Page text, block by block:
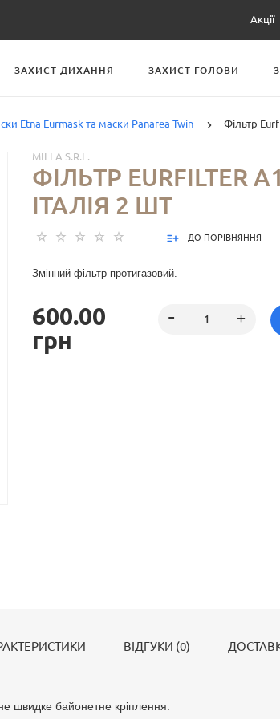
Акції
ЗАХИСТ ДИХАННЯ ЗАХИСТ ГОЛОВИ
Etna Eurmask та маски Panarea Twin Фільтр
MILLA S.R.L.
ФІЛЬТР EURFILTER
ІТАЛІЯ 2 ШТ
ДО ПОРІВНЯННЯ
Змінний фільтр протигазовий.
600.00
грн
ВІДГУКИ (0)
швидке байонетне кріплення.